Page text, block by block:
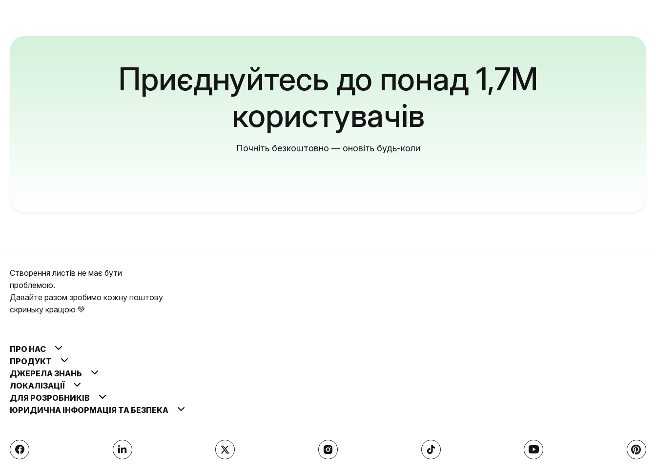
Приєднуйтесь до понад 1,7M
користувачів
Почніть безкоштовно — оновіть будь-коли
Створення листів не має бути
проблемою.
Давайте разом зробимо кожну поштову
скриньку кращою 💚
ПРО НАС
ПРОДУКТ
ДЖЕРЕЛА ЗНАНЬ
ЛОКАЛІЗАЦІЇ
ДЛЯ РОЗРОБНИКІВ
ЮРИДИЧНА ІНФОРМАЦІЯ ТА БЕЗПЕКА